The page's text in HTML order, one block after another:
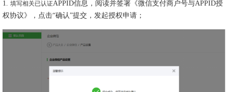
1. 填写相关已认证APPID信息，阅读并签署《微信支付商户号与APPID授
权协议》，点击“确认”提交，发起授权申请；